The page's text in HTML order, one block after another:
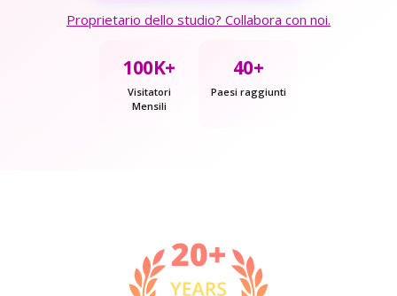
Proprietario dello studio? Collabora con noi.
100K+
Visitatori
Mensili
40+
Paesi raggiunti